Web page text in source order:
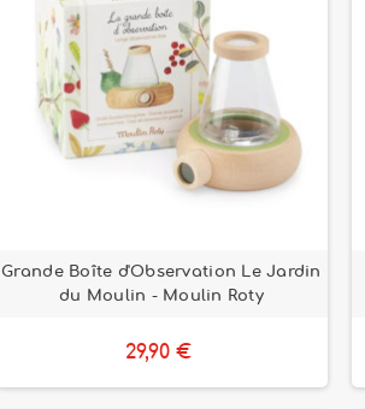
Grande Boîte d'Observation Le Jardin
du Moulin - Moulin Roty
29,90 €